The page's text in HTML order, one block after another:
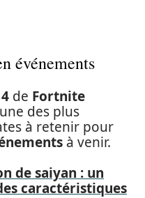
événements
de Fortnite
des plus
à retenir pour
à venir.
de saiyan : un
caractéristiques